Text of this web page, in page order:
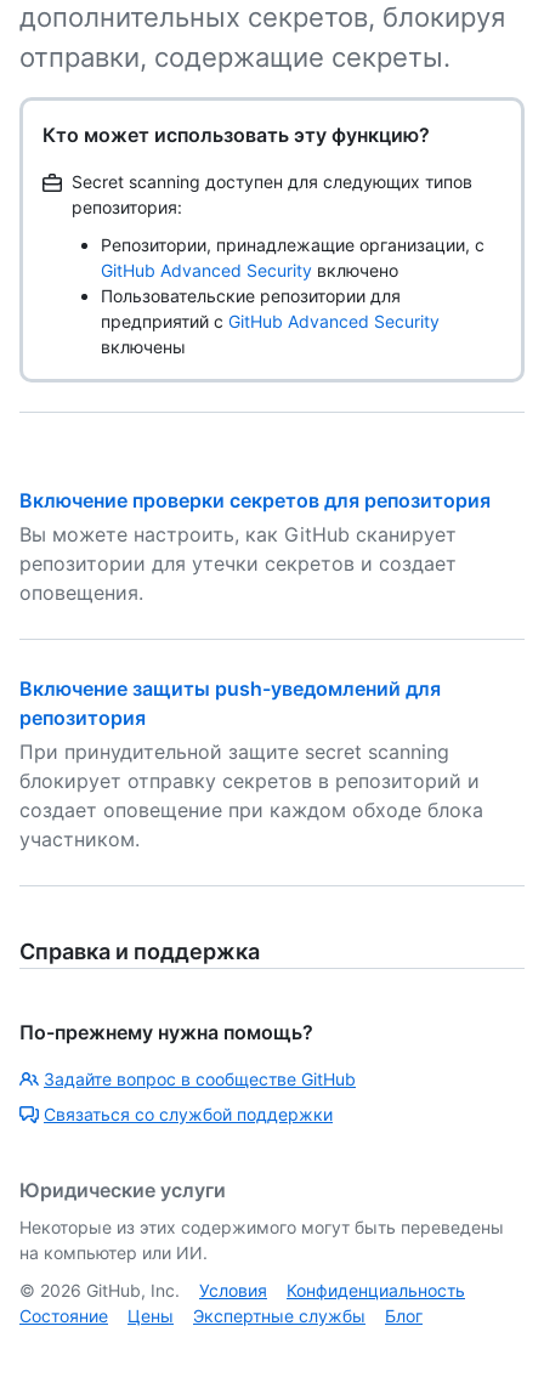
дополнительных секретов, блокируя
отправки, содержащие секреты.
Кто может использовать эту функцию?
Secret scanning доступен для следующих типов
репозитория:
Репозитории, принадлежащие организации, с
GitHub Advanced Security включено
Пользовательские репозитории для
предприятий с GitHub Advanced Security
включены
Включение проверки секретов для репозитория
Вы можете настроить, как GitHub сканирует
репозитории для утечки секретов и создает
оповещения.
Включение защиты push-уведомлений для
репозитория
При принудительной защите secret scanning
блокирует отправку секретов в репозиторий и
создает оповещение при каждом обходе блока
участником.
Справка и поддержка
По-прежнему нужна помощь?
Задайте вопрос в сообществе GitHub
Связаться со службой поддержки
Юридические услуги
Некоторые из этих содержимого могут быть переведены
на компьютер или ИИ.
© 2026 GitHub, Inc. Условия
Конфиденциальность
Состояние
Цены Экспертные службы Блог